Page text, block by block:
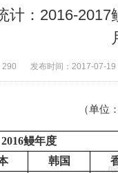
计：2016-
290 发布时间： 2017-07-19
（单位
2016鳗年度
韩国